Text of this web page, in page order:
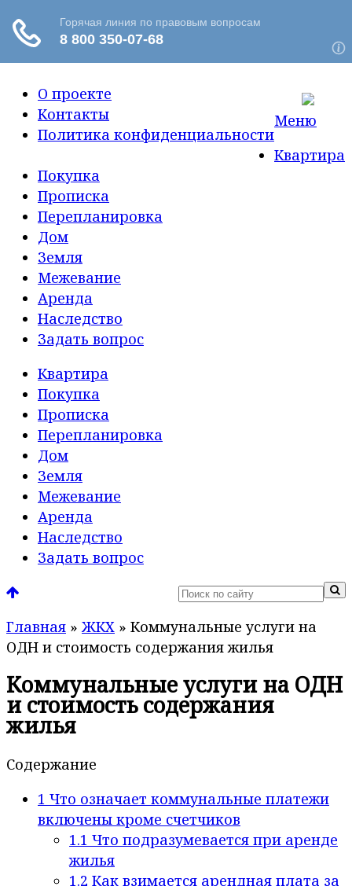
О проекте
Контакты
Политика конфиденциальности
Меню
Квартира
Покупка
Прописка
Перепланировка
Дом
Земля
Межевание
Аренда
Наследство
Задать вопрос
Квартира
Покупка
Прописка
Перепланировка
Дом
Земля
Межевание
Аренда
Наследство
Задать вопрос
Главная » ЖКХ » Коммунальные услуги на
ОДН и стоимость содержания жилья
Коммунальные услуги на ОДН
и стоимость содержания
жилья
Содержание
1 Что означает коммунальные платежи
включены кроме счетчиков
1.1 Что подразумевается при аренде
жилья
1.2 Как взимается арендная плата за